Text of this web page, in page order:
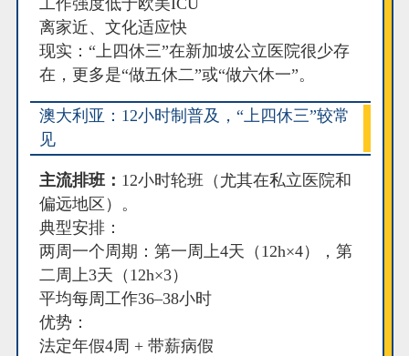
离家近、文化适应快
现实：“上四休三”在新加坡公立医院很少存
在，更多是“做五休二”或“做六休一”。
澳大利亚：12小时制普及，“上四休三”较常
见
主流排班： 12小时轮班（尤其在私立医院和
偏远地区）。
典型安排：
两周一个周期：第一周上4天（12h×4），第
二周上3天（12h×3）
平均每周工作36–38小时
优势：
法定年假4周 + 带薪病假